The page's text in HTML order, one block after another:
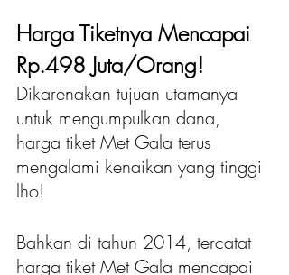
Harga Tiketnya Mencapai
Rp.498 Juta/Orang!
Dikarenakan tujuan utamanya
untuk mengumpulkan dana,
harga tiket Met Gala terus
mengalami kenaikan yang tinggi
lho!
Bahkan di tahun 2014, tercatat
harga tiket Met Gala mencapai